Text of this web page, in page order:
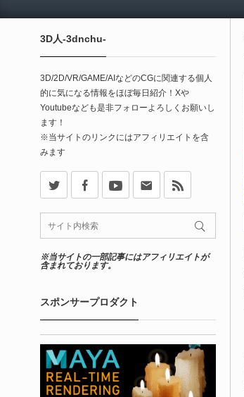
3D人-3dnchu-
3D/2D/VR/GAME/AIなどのCGに関連する個人
的に気になる情報をほぼ毎日紹介！Xや
Youtubeなども是非フォローよろしくお願いし
ます！
※当サイトのリンクにはアフィリエイトを含
みます
※当サイトの一部記事にはアフィリエイトが
含まれております。
スポンサープロダクト